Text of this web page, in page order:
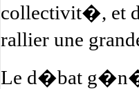
collectivit�, et
rallier une
Le d�bat